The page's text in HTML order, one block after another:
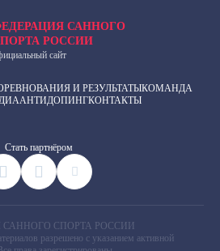
САННОГО
РОССИИ
сайт
И РЕЗУЛЬТАТЫКОМАНДА
АНТИДОПИНГКОНТАКТЫ
Cтать партнёром
САННОГО СПОРТА РОССИИ
разрешено с указанием активной